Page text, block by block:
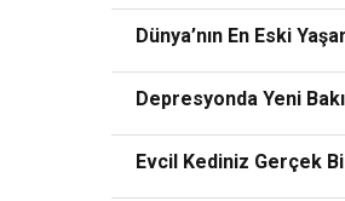
Dünya’nın En Eski
Depresyonda Yeni
Evcil Kediniz Gerçek